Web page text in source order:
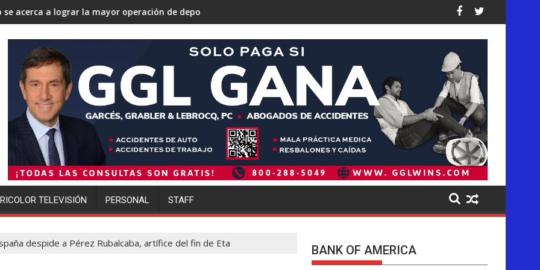
mayor operación de deportaciones de la historia de Estados Unidos: así están las cifras
Ofensiva migratoria de Trump golpea de forma desproporcionada a los latinos en EE. UU., dice
Pistas del presunto autor intelectual
TELEVISIÓN PERSONAL STAFF
despide a Pérez Rubalcaba, artífice del fin de Eta BANK OF AMERICA